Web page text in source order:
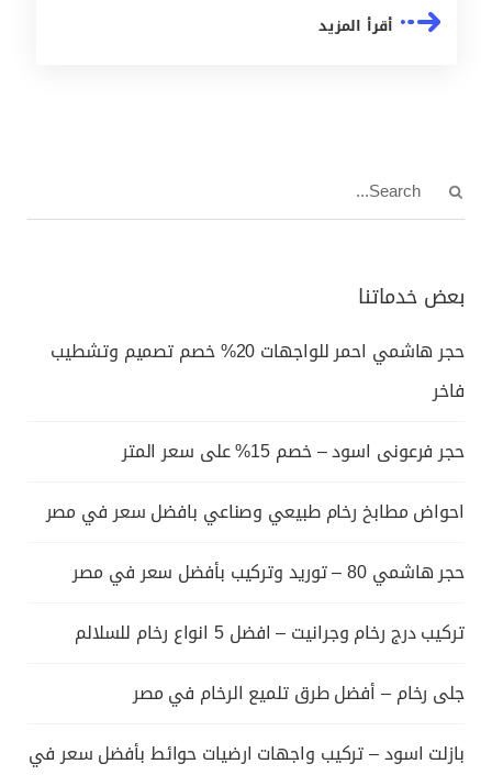
أقرأ المزيد
بعض خدماتنا
حجر هاشمي احمر للواجهات 20% خصم تصميم وتشطيب
فاخر
حجر فرعونى اسود – خصم 15% على سعر المتر
احواض مطابخ رخام طبيعي وصناعي بافضل سعر في مصر
حجر هاشمي 80 – توريد وتركيب بأفضل سعر في مصر
تركيب درج رخام وجرانيت – افضل 5 انواع رخام للسلالم
جلى رخام – أفضل طرق تلميع الرخام في مصر
بازلت اسود – تركيب واجهات ارضيات حوائط بأفضل سعر في